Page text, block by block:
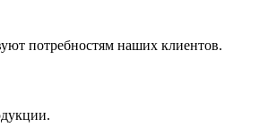
потребностям наших клиентов.